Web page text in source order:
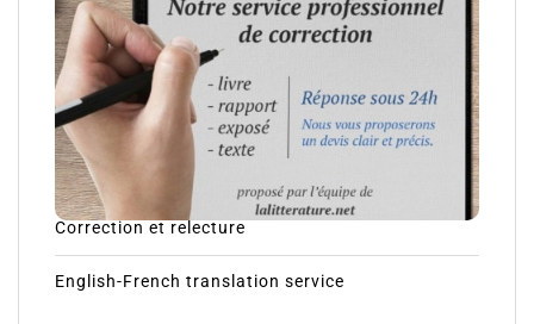
Correction et relecture
English-French translation service